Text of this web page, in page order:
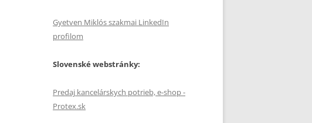
Gyetven Miklós szakmai LinkedIn
profilom
Slovenské webstránky:
Predaj kancelárskych potrieb, e-shop -
Protex.sk